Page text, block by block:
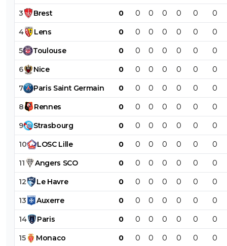
3 Brest 0 0 0 0 0 0 0
4 Lens 0 0 0 0 0 0 0
5 Toulouse 0 0 0 0 0 0 0
6 Nice 0 0 0 0 0 0 0
7 Paris Saint Germain 0 0 0 0 0 0 0
8 Rennes 0 0 0 0 0 0 0
9 Strasbourg 0 0 0 0 0 0 0
10 LOSC Lille 0 0 0 0 0 0 0
11 Angers SCO 0 0 0 0 0 0 0
12 Le Havre 0 0 0 0 0 0 0
13 Auxerre 0 0 0 0 0 0 0
14 Paris 0 0 0 0 0 0 0
15 Monaco 0 0 0 0 0 0 0